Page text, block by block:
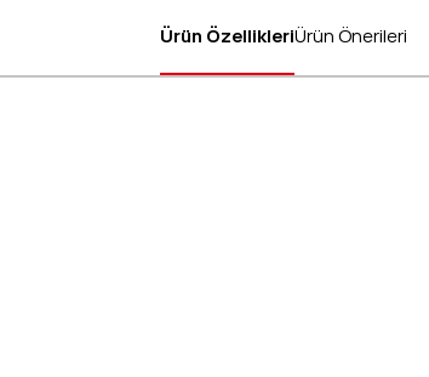
Ürün ÖzellikleriÜrün Önerileri